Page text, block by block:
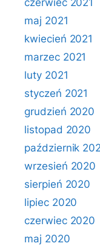
czerwiec 2021
maj 2021
kwiecień 2021
marzec 2021
luty 2021
styczeń 2021
grudzień 2020
listopad 2020
październik
wrzesień 2020
sierpień 2020
lipiec 2020
czerwiec 2020
maj 2020